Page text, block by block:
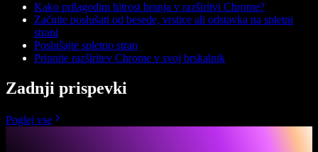
Kako prilagodim hitrost branja v razširitvi Chrome?
Začnite poslušati od besede, vrstice ali odstavka na spletni
strani
Poslušajte spletno stran
Pripnite razširitev Chrome v svoj brskalnik
Zadnji prispevki
Poglej vse